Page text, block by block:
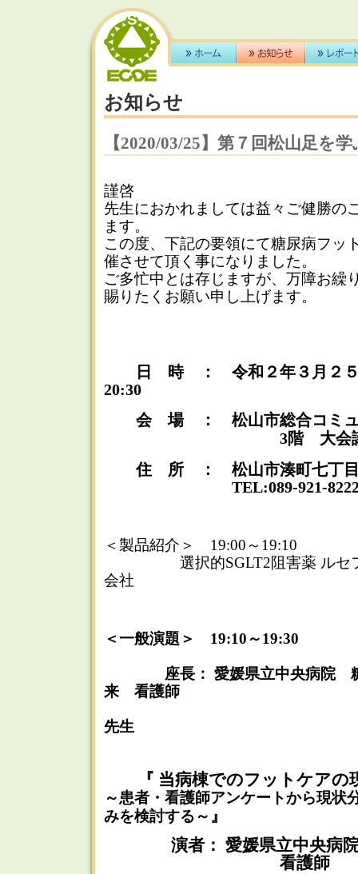
お知らせ
【2020/03/25】第７回松山足を
謹啓
先生におかれましては益々ご健勝の
ます。
この度、下記の要領にて糖尿病フッ
催させて頂く事になりました。
ご多忙中とは存じますが、万障お繰
賜りたくお願い申し上げます。
日 時 ： 令和２年３月２５
20:30
会 場 ： 松山市総合コミュ
3階 大会議
住 所 ： 松山市湊町七丁目
TEL:089-921-
＜製品紹介＞ 19:00～19:10
選択的SGLT2阻害薬 ルセフ
会社
＜一般演題＞ 19:10～19:30
座長： 愛媛県立中央病院 糖
来 看護師
先生
『 当病棟でのフットケア
～患者・看護師アンケートから現状
みを検討する～ 』
演者： 愛媛県立中央病
看護師 木口